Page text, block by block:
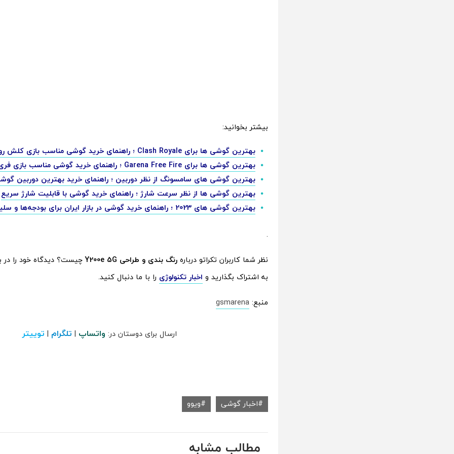
بیشتر بخوانید:
بهترین گوشی ها برای Clash Royale ؛ راهنمای خرید گوشی مناسب بازی کلش رویال
بهترین گوشی ها برای Garena Free Fire ؛ راهنمای خرید گوشی مناسب بازی فری فایر
بهترین گوشی های سامسونگ از نظر دوربین ؛ راهنمای خرید بهترین دوربین
بهترین گوشی ها از نظر سرعت شارژ ؛ راهنمای خرید گوشی با قابلیت شارژ سریع
بهترین گوشی های 2023 ؛ راهنمای خرید گوشی در بازار ایران برای بودجه‌ها و سلیقه‌های مختلف
.
نظر شما کاربران تکراتو درباره رنگ بندی و طراحی Y200e 5G
چیست؟ دیدگاه خود را در
به اشتراک بگذارید و اخبار تکنولوژی را با ما دنبال کنید.
منبع: gsmarena
ارسال برای دوستان در: واتساپ | تلگرام | توییتر
اخبار گوشی ویوو
مطالب مشابه